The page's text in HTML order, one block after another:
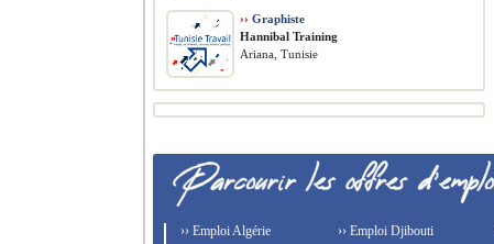
›› Graphiste
Hannibal Training
Ariana, Tunisie
›› Emploi Algérie
›› Emploi Djibouti